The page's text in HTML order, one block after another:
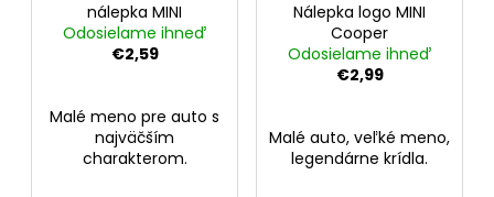
nálepka MINI
Odosielame ihneď
€2,59
Malé meno pre auto s
najväčším
charakterom.
Nálepka logo MINI
Cooper
Odosielame ihneď
€2,99
Malé auto, veľké meno,
legendárne krídla.